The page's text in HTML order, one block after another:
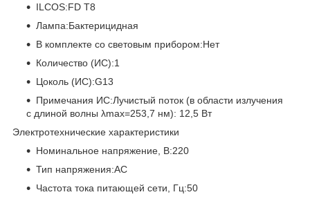
ILCOS:FD T8
Лампа:Бактерицидная
В комплекте со световым прибором:Нет
Количество (ИС):1
Цоколь (ИС):G13
Примечания ИС:Лучистый поток (в области излучения
с длиной волны λmax=253,7 нм): 12,5 Вт
Электротехнические характеристики
Номинальное напряжение, В:220
Тип напряжения:AC
Частота тока питающей сети, Гц:50